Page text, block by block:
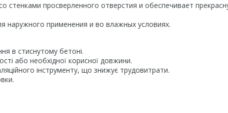
стенками просверленного отверстия и обеспечивает
наружного применения и во влажных условиях.
в стиснутому бетоні.
або необхідної корисної довжини.
інструменту, що знижує трудовитрати.